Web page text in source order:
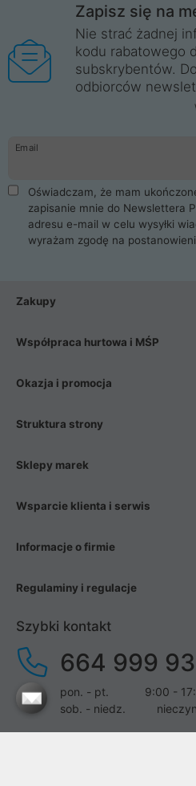
Zapisz się na
Nie strać żadnej
kodu rabatowego
subskrybentów.
odbiorców
Email
Oświadczam, że mam
zapisanie mnie do Newslettera
adresu e-mail w celu wysyłki
wyrażam zgodę na
Zakupy
Współpraca hurtowa i MŚP
Okazja i promocja
Struktura strony
Sklepy marek
Wsparcie klienta i serwis
Informacje o firmie
Regulaminy i regulacje
Szybki kontakt
664 999
pon. - pt.
9:00 -
sob. - niedz.